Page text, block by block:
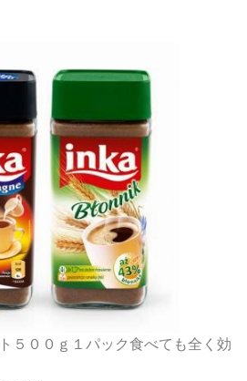
５００ｇ１パック食べても全く効